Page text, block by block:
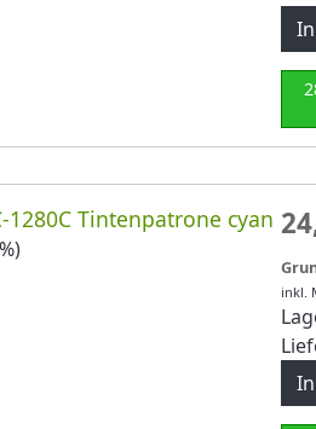
Tintenpatrone cyan
inkl.